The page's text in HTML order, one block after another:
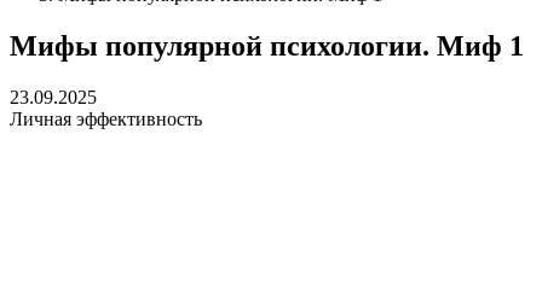
Мифы популярной психологии. Миф 1
23.09.2025
Личная эффективность